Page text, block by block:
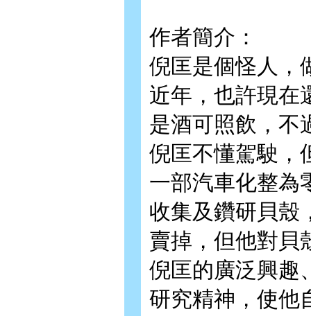
作者簡介：
倪匡是個怪人，
近年，也許現在
是酒可照飲，不
倪匡不懂駕駛，
一部汽車化整為
收集及鑽研貝殼
賣掉，但他對貝
倪匡的廣泛興趣
研究精神，使他